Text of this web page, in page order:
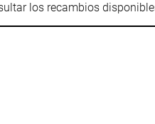
los recambios